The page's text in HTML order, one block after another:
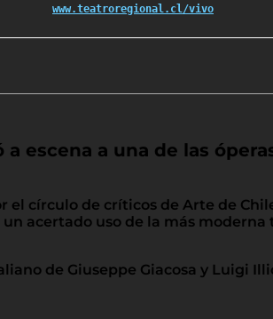
www.teatroregional.cl/vivo
escena a una de las
círculo de críticos de Arte de
acertado uso de la más
de Giuseppe Giacosa y Luigi